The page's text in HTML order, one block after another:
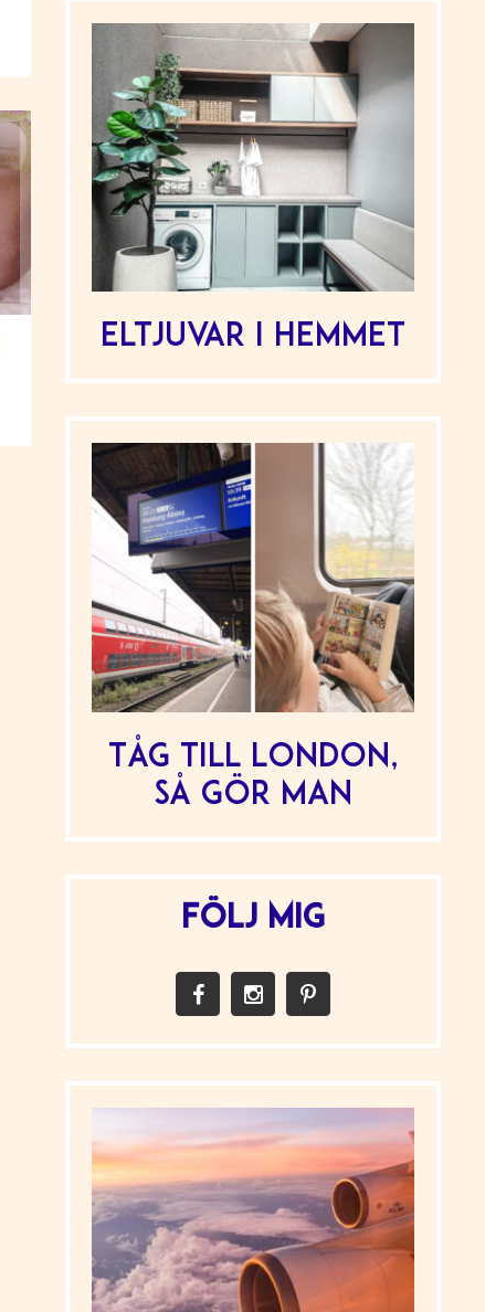
Eltjuvar i hemmet
Tåg till London,
så gör man
FÖLJ MIG